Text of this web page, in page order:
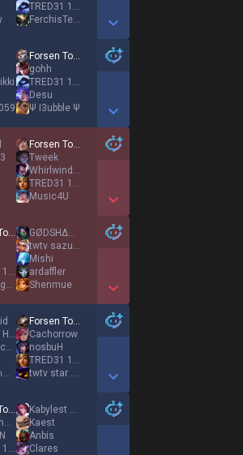
TRED31 144A
FerchisTeemo
Show More Detail Games
Forsen Top Acc
gohh
TRED31 144A
Desu
Ψ I3ubble Ψ
Show More Detail Games
Forsen Top Acc
Tweek
Whirlwind Yasuo
TRED31 144A
Music4U
Show More Detail Games
Forsen Top Acc
TRED31 144A
FredSpaghet
GØDSHΔRD DESCΞNT
twtv sazulol
Mishi
ardaffler
Shenmue
Show More Detail Games
Made in Heaven
Glädjeflickan
Ｎｏｍａｎｚ
Forsen Top Acc
Cachorrow
nosbuH
TRED31 144A
twtv star zall
Show More Detail Games
Forsen Top Acc
LOLmichael13
TRED31 144A
Kabylest French
Kaest
Anbis
Clares